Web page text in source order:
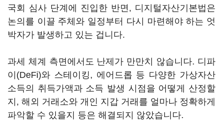
국회 심사 단계에 진입한 반면, 디지털자산기본법은
논의를 이끌 주체와 일정부터 다시 마련해야 하는 엇
박자가 발생하고 있는 겁니다.
과세 체계 측면에서도 난제가 만만치 않습니다. 디파
이(DeFi)와 스테이킹, 에어드롭 등 다양한 가상자산
소득의 취득가액과 소득 발생 시점을 어떻게 산정할
지, 해외 거래소와 개인 지갑 거래를 얼마나 정확하게
파악할 수 있을지 등은 해결되지 않았습니다.